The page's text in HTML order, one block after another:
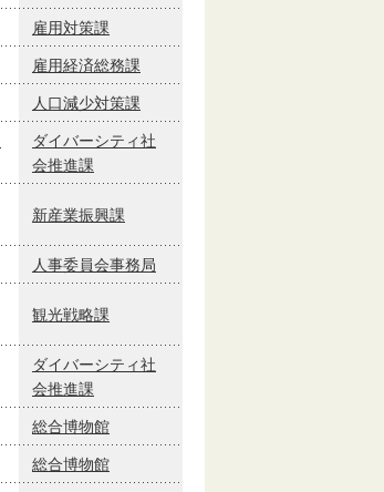
雇用対策課
雇用経済総務課
人口減少対策課
ダイバーシティ社
会推進課
新産業振興課
人事委員会事務局
観光戦略課
ダイバーシティ社
会推進課
総合博物館
総合博物館